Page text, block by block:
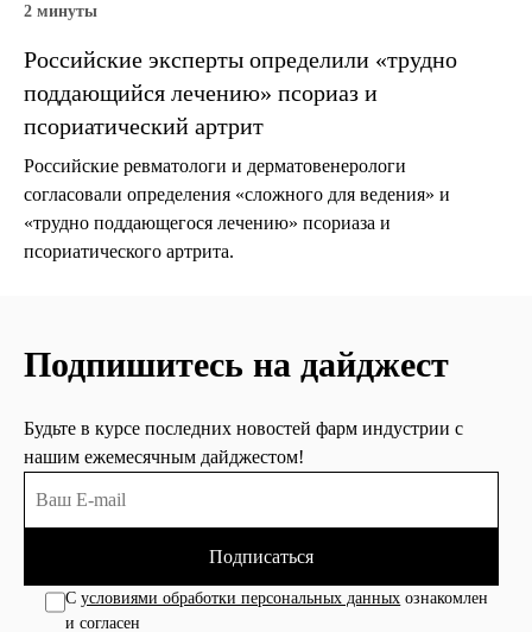
2 минуты
Российские эксперты определили «трудно
поддающийся лечению» псориаз и
псориатический артрит
Российские ревматологи и дерматовенерологи
согласовали определения «сложного для ведения» и
«трудно поддающегося лечению» псориаза и
псориатического артрита.
Подпишитесь на дайджест
Будьте в курсе последних новостей фарм индустрии с
нашим ежемесячным дайджестом!
Подписаться
Сусловиями обработки персональных данных ознакомлен
и согласен